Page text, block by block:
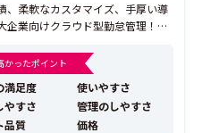
、柔軟なカスタマイズ、手厚い導
企業向けクラウド型勤怠管理！
ドサービス様、ハローズ様など、
用いただいています。 また、I
かったポイント
満足度
使いやすさ
やすさ
管理のしやすさ
品質
価格